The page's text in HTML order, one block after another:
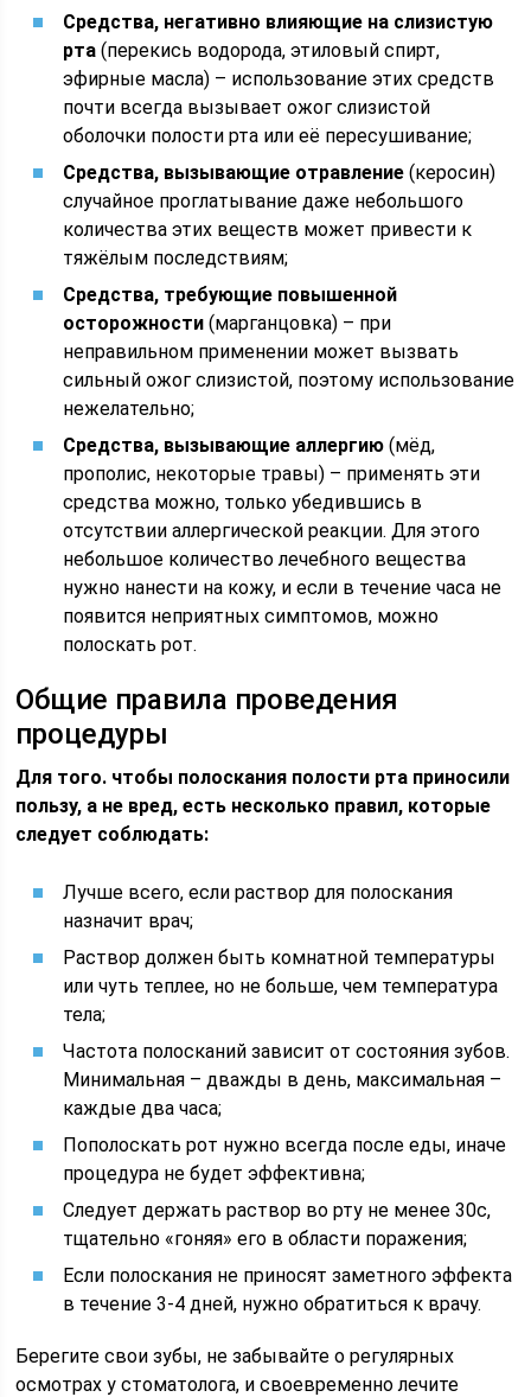
Средства, негативно влияющие на слизистую
рта (перекись водорода, этиловый спирт,
эфирные масла) – использование этих средств
почти всегда вызывает ожог слизистой
оболочки полости рта или её пересушивание;
Средства, вызывающие отравление (керосин)
случайное проглатывание даже небольшого
количества этих веществ может привести к
тяжёлым последствиям;
Средства, требующие повышенной
осторожности (марганцовка) – при
неправильном применении может вызвать
сильный ожог слизистой, поэтому использование
нежелательно;
Средства, вызывающие аллергию (мёд,
прополис, некоторые травы) – применять эти
средства можно, только убедившись в
отсутствии аллергической реакции. Для этого
небольшое количество лечебного вещества
нужно нанести на кожу, и если в течение часа не
появится неприятных симптомов, можно
полоскать рот.
Общие правила проведения
процедуры
Для того. чтобы полоскания полости рта приносили
пользу, а не вред, есть несколько правил, которые
следует соблюдать:
Лучше всего, если раствор для полоскания
назначит врач;
Раствор должен быть комнатной температуры
или чуть теплее, но не больше, чем температура
тела;
Частота полосканий зависит от состояния зубов.
Минимальная – дважды в день, максимальная –
каждые два часа;
Пополоскать рот нужно всегда после еды, иначе
процедура не будет эффективна;
Следует держать раствор во рту не менее 30с,
тщательно «гоняя» его в области поражения;
Если полоскания не приносят заметного эффекта
в течение 3-4 дней, нужно обратиться к врачу.
Берегите свои зубы, не забывайте о регулярных
осмотрах у стоматолога, и своевременно лечите